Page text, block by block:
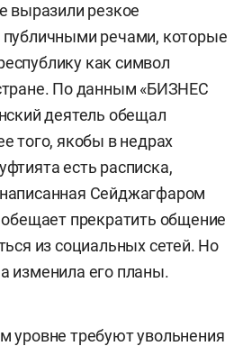
выразили резкое
публичными речами, которые
как символ
По данным «БИЗНЕС
деятель обещал
того, якобы в недрах
есть расписка,
Сейджагфаром
обещает прекратить общение
из социальных сетей. Но
изменила его планы.
уровне требуют увольнения